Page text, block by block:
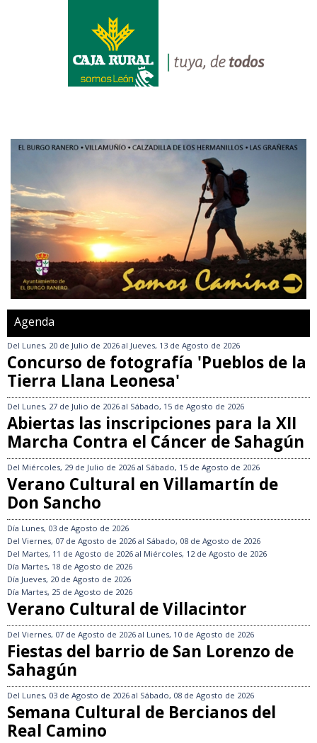
Agenda
Del Lunes, 20 de Julio de 2026 al Jueves, 13 de Agosto de 2026
Concurso de fotografía 'Pueblos de la
Tierra Llana Leonesa'
Del Lunes, 27 de Julio de 2026 al Sábado, 15 de Agosto de 2026
Abiertas las inscripciones para la XII
Marcha Contra el Cáncer de Sahagún
Del Miércoles, 29 de Julio de 2026 al Sábado, 15 de Agosto de 2026
Verano Cultural en Villamartín de
Don Sancho
Día Lunes, 03 de Agosto de 2026
Del Viernes, 07 de Agosto de 2026 al Sábado, 08 de Agosto de 2026
Del Martes, 11 de Agosto de 2026 al Miércoles, 12 de Agosto de 2026
Día Martes, 18 de Agosto de 2026
Día Jueves, 20 de Agosto de 2026
Día Martes, 25 de Agosto de 2026
Verano Cultural de Villacintor
Del Viernes, 07 de Agosto de 2026 al Lunes, 10 de Agosto de 2026
Fiestas del barrio de San Lorenzo de
Sahagún
Del Lunes, 03 de Agosto de 2026 al Sábado, 08 de Agosto de 2026
Semana Cultural de Bercianos del
Real Camino